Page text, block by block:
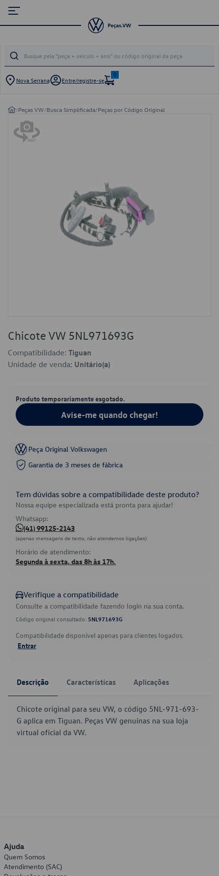
Nova Serrana Entre/registre-se
0
/Peças VW/Busca Simplificada/Peças por Código Original
Chicote VW 5NL971693G
Compatibilidade: Tiguan
Unidade de venda: Unitário(a)
Produto temporariamente esgotado.
Avise-me quando chegar!
Peça Original Volkswagen
Garantia de 3 meses de fábrica
Tem dúvidas sobre a compatibilidade deste produto?
Nossa equipe especializada está pronta para ajudar!
Whatsapp:
(41) 99125-2143
(apenas mensagens de texto, não atendemos ligações)
Horário de atendimento:
Segunda à sexta, das 8h às 17h.
Verifique a compatibilidade
Consulte a compatibilidade fazendo login na sua conta.
Código original consultado: 5NL971693G
Compatibilidade disponível apenas para clientes logados.
Entrar
Descrição Características Aplicações
Chicote original para seu VW, o código 5NL-971-693-
G aplica em Tiguan. Peças VW genuínas na sua loja
virtual oficial da VW.
Ajuda
Quem Somos
Atendimento (SAC)